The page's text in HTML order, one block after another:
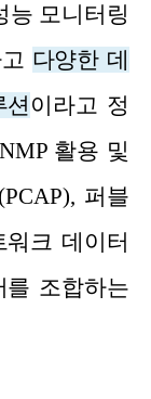
능 모니터링
다양한 데
이라고 정
활용 및
퍼블
크 데이터
를 조합하는